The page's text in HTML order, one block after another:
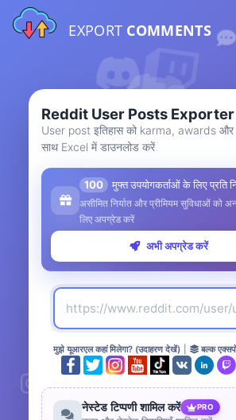
EXPORT COMMENTS
Reddit User Posts Exporter
User post इतिहास को karma, awards
साथ Excel में डाउनलोड करें
100 मुफ्त उपयोगकर्ताओं के लिए प्रति
असीमित निर्यात और प्रीमियम सुविधाओं को
लिए अपग्रेड करें
अभी अपग्रेड करें
मुझे यूआरएल कहां मिलेगा? (उदाहरण देखें) बल्क
नेस्टेड टिप्पणी शामिल करें PRO